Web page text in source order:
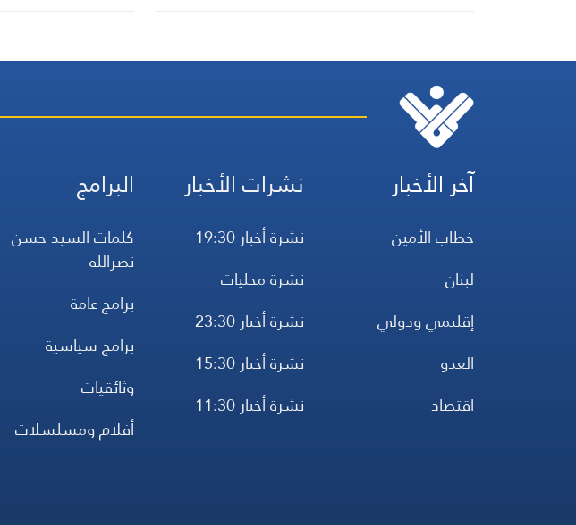
آخر الأخبار
خطاب الأمين
لبنان
إقليمي ودولي
العدو
اقتصاد
نشرات الأخبار
نشرة أخبار 19:30
نشرة محليات
نشرة أخبار 23:30
نشرة أخبار 15:30
نشرة أخبار 11:30
البرامج
كلمات السيد حسن
نصرالله
برامج عامة
برامج سياسية
وثائقيات
أفلام ومسلسلات